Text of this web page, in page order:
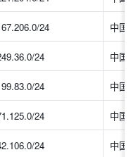
24 中国
24 中国
24 中国
24 中国
24 中国